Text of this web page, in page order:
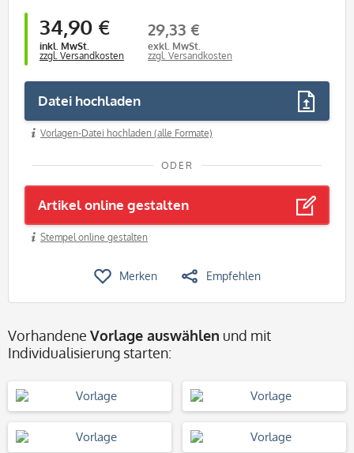
34,90 €
inkl. MwSt.
zzgl. Versandkosten
29,33 €
exkl. MwSt.
zzgl. Versandkosten
Datei hochladen
Vorlagen-Datei hochladen (alle Formate)
ODER
Artikel online gestalten
Stempel online gestalten
Merken Empfehlen
Vorhandene Vorlage auswählen und mit
Individualisierung starten: